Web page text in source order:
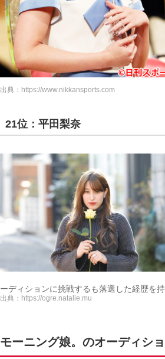
出典： https://www.nikkansports.com
21位：平田梨奈
ーディションに挑戦するも落選した経歴を持
出典： https://ogre.natalie.mu
モーニング娘。のオーディシ